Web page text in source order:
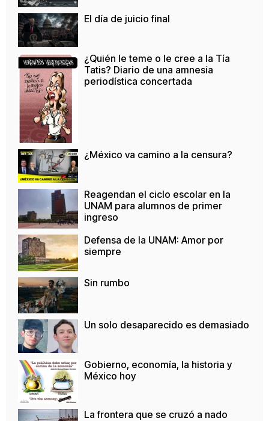
El día de juicio final
¿Quién le teme o le cree a la Tía
Tatis? Diario de una amnesia
periodística concertada
¿México va camino a la censura?
Reagendan el ciclo escolar en la
UNAM para alumnos de primer
ingreso
Defensa de la UNAM: Amor por
siempre
Sin rumbo
Un solo desaparecido es demasiado
Gobierno, economía, la historia y
México hoy
La frontera que se cruzó a nado